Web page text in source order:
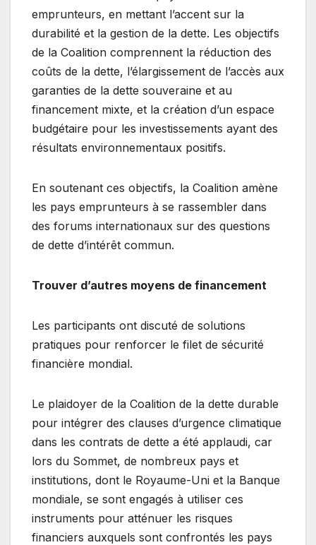
emprunteurs, en mettant l’accent sur la
durabilité et la gestion de la dette. Les objectifs
de la Coalition comprennent la réduction des
coûts de la dette, l’élargissement de l’accès aux
garanties de la dette souveraine et au
financement mixte, et la création d’un espace
budgétaire pour les investissements ayant des
résultats environnementaux positifs.
En soutenant ces objectifs, la Coalition amène
les pays emprunteurs à se rassembler dans
des forums internationaux sur des questions
de dette d’intérêt commun.
Trouver d’autres moyens de financement
Les participants ont discuté de solutions
pratiques pour renforcer le filet de sécurité
financière mondial.
Le plaidoyer de la Coalition de la dette durable
pour intégrer des clauses d’urgence climatique
dans les contrats de dette a été applaudi, car
lors du Sommet, de nombreux pays et
institutions, dont le Royaume-Uni et la Banque
mondiale, se sont engagés à utiliser ces
instruments pour atténuer les risques
financiers auxquels sont confrontés les pays